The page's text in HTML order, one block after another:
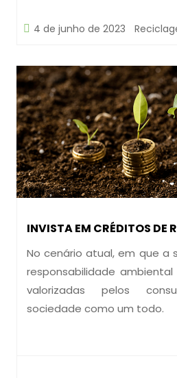
4 de junho de 2023
INVISTA EM CRÉDITOS DE
No cenário atual, em que a
responsabilidade
valorizadas pelos
sociedade como um todo.